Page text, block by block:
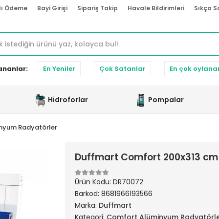
Ödeme Bayi Girişi Sipariş Takip Havale Bildirimleri Sıkça
En Yeniler Çok Satanlar En çok
Hidroforlar Pompalar
Radyatörler
Duffmart Comfort 200x313
Ürün Kodu: DR70072
Barkod: 8681966193566
Marka: Duffmart
Kategori: Comfort Alüminyum